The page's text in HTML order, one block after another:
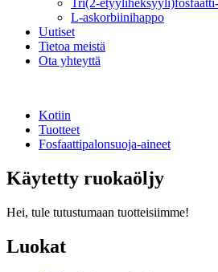
Tri(2-
L-askorbiinihappo
Uutiset
Tietoa meistä
Ota yhteyttä
Kotiin
Tuotteet
Fosfaattipalonsuoja-aineet
Käytetty ruokaöljy
Hei, tule tutustumaan tuotteisiimme!
Luokat